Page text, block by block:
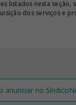
listados nesta
dos serviços e
anunciar no